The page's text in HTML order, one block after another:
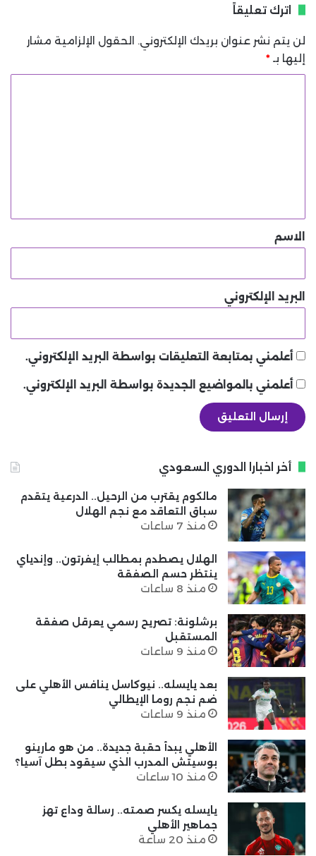
اترك تعليقاً
لن يتم نشر عنوان بريدك الإلكتروني. الحقول الإلزامية مشار
إليها بـ *
*الاسم
البريد الإلكتروني
أعلمني بمتابعة التعليقات بواسطة البريد الإلكتروني.
أعلمني بالمواضيع الجديدة بواسطة البريد الإلكتروني.
أخر اخبارا الدوري السعودي
مالكوم يقترب من الرحيل.. الدرعية يتقدم
سباق التعاقد مع نجم الهلال
منذ 7 ساعات
الهلال يصطدم بمطالب إيفرتون.. وإندياي
ينتظر حسم الصفقة
منذ 8 ساعات
برشلونة: تصريح رسمي يعرقل صفقة
المستقبل
منذ 9 ساعات
بعد يايسله.. نيوكاسل ينافس الأهلي على
ضم نجم روما الإيطالي
منذ 9 ساعات
الأهلي يبدأ حقبة جديدة.. من هو مارينو
بوسيتش المدرب الذي سيقود بطل آسيا؟
منذ 10 ساعات
يايسله يكسر صمته.. رسالة وداع تهز
جماهير الأهلي
منذ 20 ساعة